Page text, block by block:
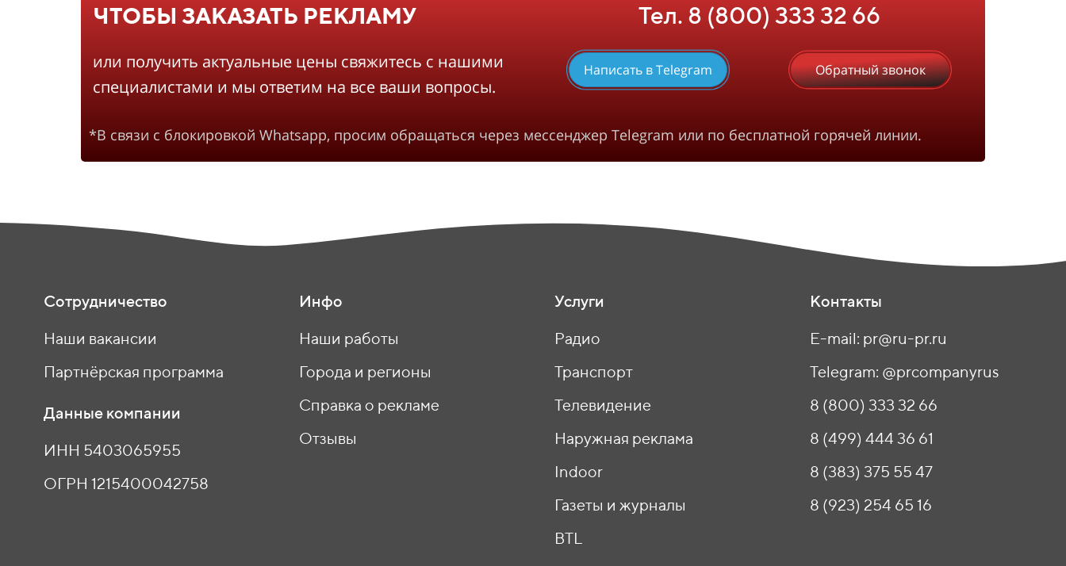
ЧТОБЫ ЗАКАЗАТЬ РЕКЛАМУ
или получить актуальные цены свяжитесь с нашими
специалистами и мы ответим на все ваши вопросы.
Тел. 8 (800) 333 32 66
Написать в Telegram Обратный звонок
*В связи с блокировкой Whatsapp, просим обращаться через мессенджер Telegram или по бесплатной горячей линии.
Сотрудничество
Наши вакансии
Партнёрская программа
Данные компании
ИНН 5403065955
ОГРН 1215400042758
Инфо
Наши работы
Города и регионы
Справка о рекламе
Отзывы
Услуги
Радио
Транспорт
Телевидение
Наружная реклама
Indoor
Газеты и журналы
BTL
Контакты
E-mail: pr@ru-pr.ru
Telegram: @prcompanyrus
8 (800) 333 32 66
8 (499) 444 36 61
8 (383) 375 55 47
8 (923) 254 65 16